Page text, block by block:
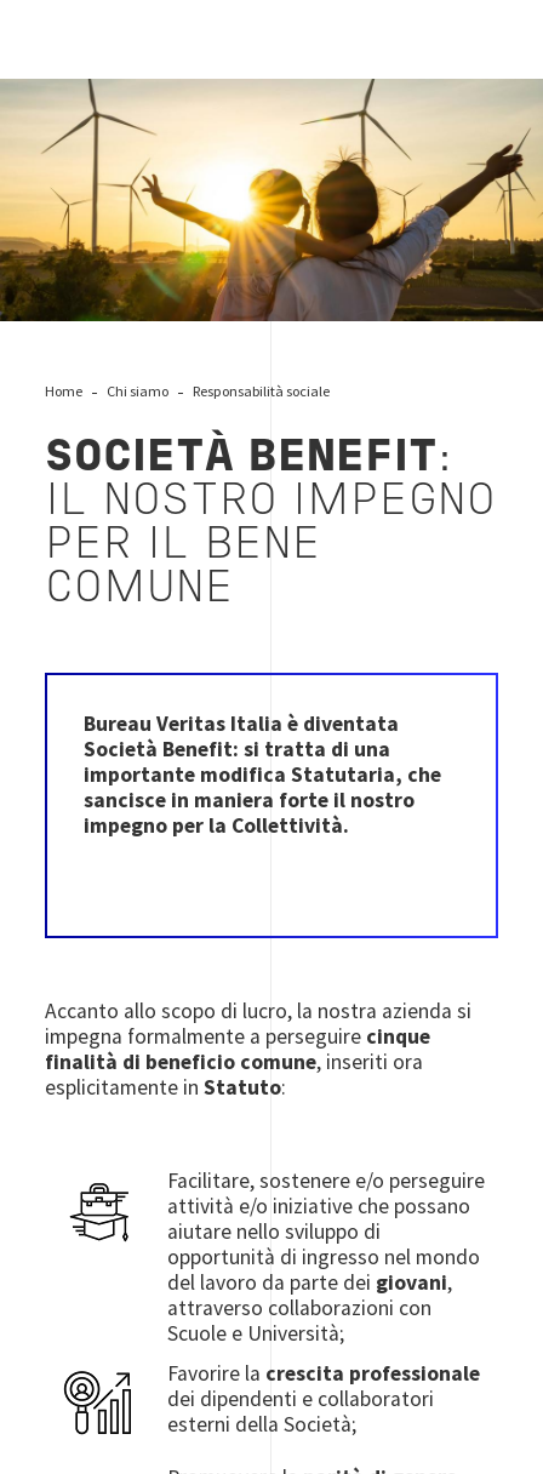
sostenibilita-benefit
Home Chi siamo Responsabilità sociale
SOCIETÀ BENEFIT:
IL NOSTRO IMPEGNO
PER IL BENE
COMUNE
Bureau Veritas Italia è diventata
Società Benefit: si tratta di una
importante modifica Statutaria, che
sancisce in maniera forte il nostro
impegno per la Collettività.
Accanto allo scopo di lucro, la nostra azienda si
impegna formalmente a perseguire cinque
finalità di beneficio comune, inseriti ora
esplicitamente inStatuto:
Image
Facilitare, sostenere e/o perseguire
attività e/o iniziative che possano
aiutare nello sviluppo di
opportunità di ingresso nel mondo
del lavoro da parte dei giovani,
attraverso collaborazioni con
Scuole e Università;
Image Favorire la crescita professionale
dei dipendenti e collaboratori
esterni della Società;